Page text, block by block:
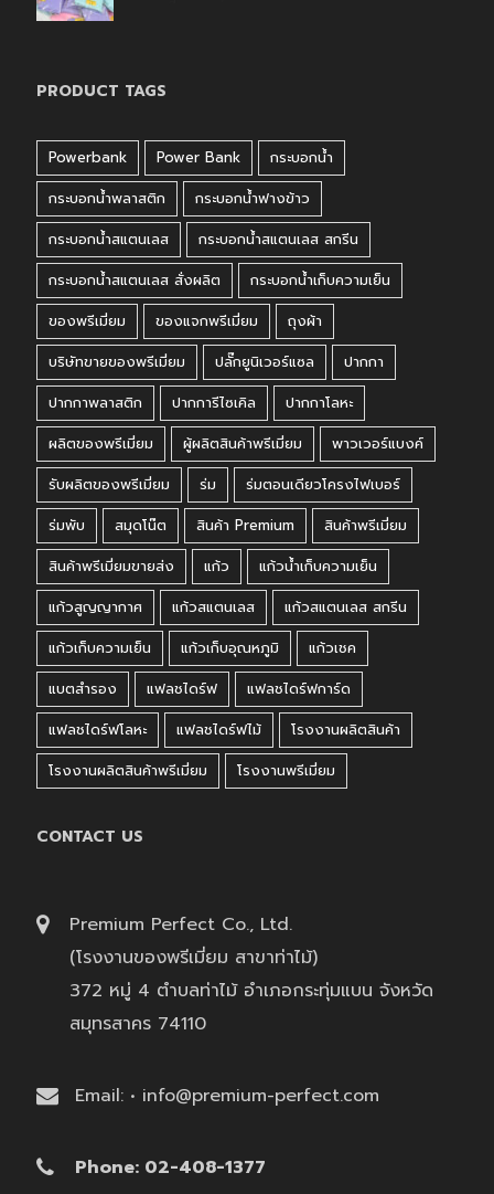
PRODUCT TAGS
Powerbank Power Bank
กระบอกน้ำ
กระบอกน้ำพลาสติก
กระบอกน้ำฟางข้าว
กระบอกน้ำสแตนเลส
กระบอกน้ำสแตนเลส สกรีน
กระบอกน้ำสแตนเลส สั่งผลิต
กระบอกน้ำเก็บความเย็น
ของพรีเมี่ยม
ของแจกพรีเมี่ยม
ถุงผ้า
บริษัทขายของพรีเมี่ยม
ปลั๊กยูนิเวอร์แซล
ปากกา
ปากกาพลาสติก
ปากการีไซเคิล
ปากกาโลหะ
ผลิตของพรีเมี่ยม
ผู้ผลิตสินค้าพรีเมี่ยม
พาวเวอร์แบงค์
รับผลิตของพรีเมี่ยม
ร่ม
ร่มตอนเดียวโครงไฟเบอร์
ร่มพับ
สมุดโน๊ต สินค้า Premium
สินค้าพรีเมี่ยม
สินค้าพรีเมี่ยมขายส่ง
แก้ว
แก้วน้ำเก็บความเย็น
แก้วสูญญากาศ
แก้วสแตนเลส
แก้วสแตนเลส สกรีน
แก้วเก็บความเย็น
แก้วเก็บอุณหภูมิ
แก้วเชค
แบตสำรอง
แฟลชไดร์ฟ
แฟลชไดร์ฟการ์ด
แฟลชไดร์ฟโลหะ
แฟลชไดร์ฟไม้
โรงงานผลิตสินค้า
โรงงานผลิตสินค้าพรีเมี่ยม
โรงงานพรีเมี่ยม
CONTACT US
Premium Perfect Co., Ltd.
(โรงงานของพรีเมี่ยม สาขาท่าไม้)
372 หมู่ 4 ตำบลท่าไม้ อำเภอกระทุ่มแบน จังหวัด
สมุทรสาคร 74110
Email: • info@premium-perfect.com
Phone: 02-408-1377